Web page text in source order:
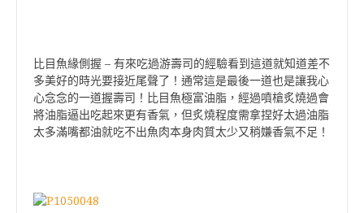
比目魚緣側握 – 有來吃過游壽司的經驗看到這道就知道差不
多美好的時光要接近尾聲了！通常這是最後一道也是讓我心
心念念的一道握壽司！比目魚極富油脂，經過噴槍炙燒過會
將油脂逼出吃起來更有香氣，但炙燒程度需拿捏好太過油脂
太多滿嘴都油就吃不出魚肉本身肉質太少又稍嫌香氣不足！